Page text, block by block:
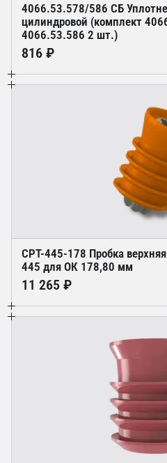
4066.53.578/586 СБ
цилиндровой (комплект
4066.53.586 2 шт.)
816 ₽
CPT-445-178 Пробка
445 для ОК 178,80 мм
11 265 ₽